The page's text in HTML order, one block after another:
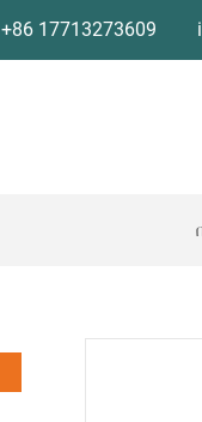
+86 17713273609